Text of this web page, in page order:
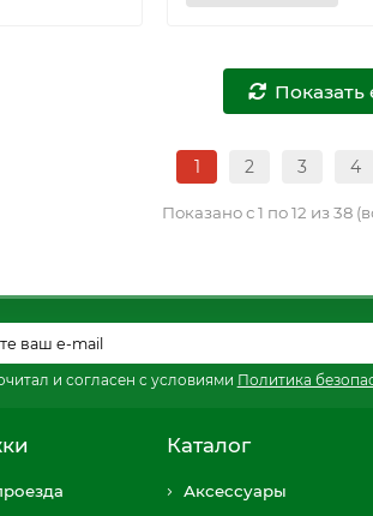
Показать
1 2 3 4
Показано с 1 по 12 из 38
и согласен с условиями Политика
Каталог
Аксессуары